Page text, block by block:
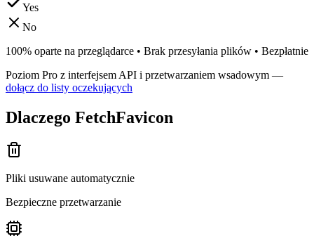
Yes
No
100% oparte na przeglądarce • Brak przesyłania plików • Bezpłatnie
Poziom Pro z interfejsem API i przetwarzaniem wsadowym —
dołącz do listy oczekujących
Dlaczego FetchFavicon
Pliki usuwane automatycznie
Bezpieczne przetwarzanie